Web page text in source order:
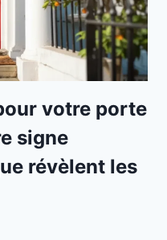
votre porte
signe
révèlent les